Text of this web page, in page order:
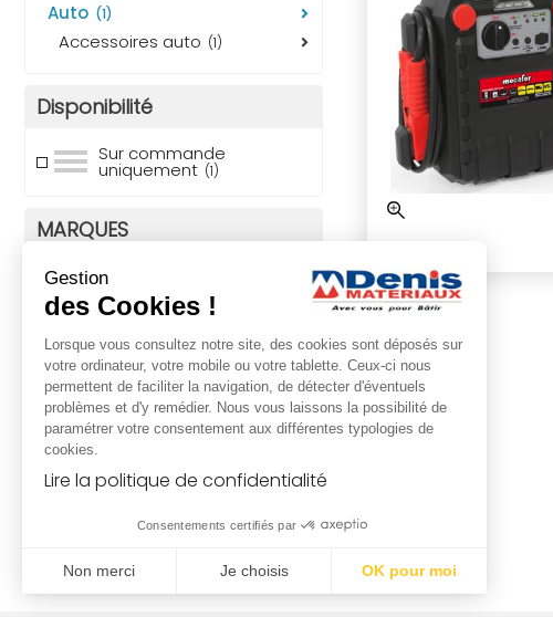
auto (1)
accessoires auto (1)
Disponibilité
Sur commande
uniquement (1)
MARQUES
Gestion
des Cookies !
Lorsque vous consultez notre site, des cookies sont déposés sur
votre ordinateur, votre mobile ou votre tablette. Ceux-ci nous
permettent de faciliter la navigation, de détecter d'éventuels
problèmes et d'y remédier. Nous vous laissons la possibilité de
paramétrer votre consentement aux différentes typologies de
cookies.
Lire la politique de confidentialité
Consentements certifiés par
Non merci Je choisis OK pour moi